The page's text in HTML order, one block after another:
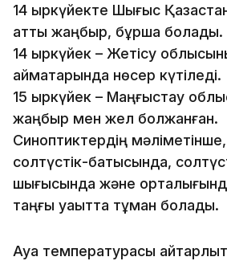
14 қыркүйекте Шығыс
қатты жаңбыр, бұршақ болады.
14 қыркүйек – Жетісу
аймақтарында нөсер күтіледі.
15 қыркүйек – Маңғыстау
жаңбыр мен жел болжанған.
Синоптиктердің
солтүстік-батысында,
шығысында және
таңғы уақытта тұман болады.
Ауа температурасы